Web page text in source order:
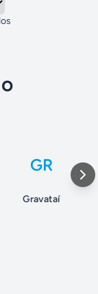
GR
Gravataí